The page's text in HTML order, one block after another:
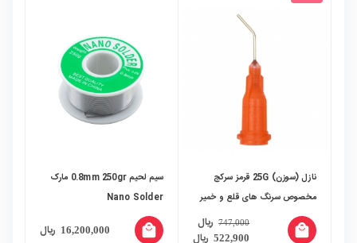
نازل (سوزن) 25G قرمز سرکج
مخصوص سرنگ های قلع و خمیر
فلاکس
522,900 ریال
747,000 ریال local_mall
سیم لحیم 0.8mm 250gr مارک
Nano Solder
16,200,000 ریال local_mall